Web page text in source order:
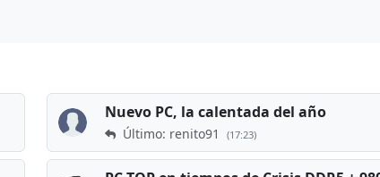
Nuevo PC, la calentada del año
Último: renito91 (17:23)